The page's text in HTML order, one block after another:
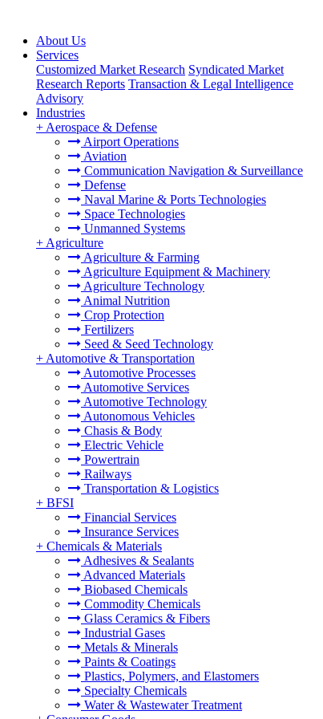
About Us
Services
Customized Market Research Syndicated Market
Research Reports Transaction & Legal Intelligence
Advisory
Industries
+ Aerospace & Defense
Airport Operations
Aviation
Communication Navigation & Surveillance
Defense
Naval Marine & Ports Technologies
Space Technologies
Unmanned Systems
+ Agriculture
Agriculture & Farming
Agriculture Equipment & Machinery
Agriculture Technology
Animal Nutrition
Crop Protection
Fertilizers
Seed & Seed Technology
+ Automotive & Transportation
Automotive Processes
Automotive Services
Automotive Technology
Autonomous Vehicles
Chasis & Body
Electric Vehicle
Powertrain
Railways
Transportation & Logistics
+ BFSI
Financial Services
Insurance Services
+ Chemicals & Materials
Adhesives & Sealants
Advanced Materials
Biobased Chemicals
Commodity Chemicals
Glass Ceramics & Fibers
Industrial Gases
Metals & Minerals
Paints & Coatings
Plastics, Polymers, and Elastomers
Specialty Chemicals
Water & Wastewater Treatment